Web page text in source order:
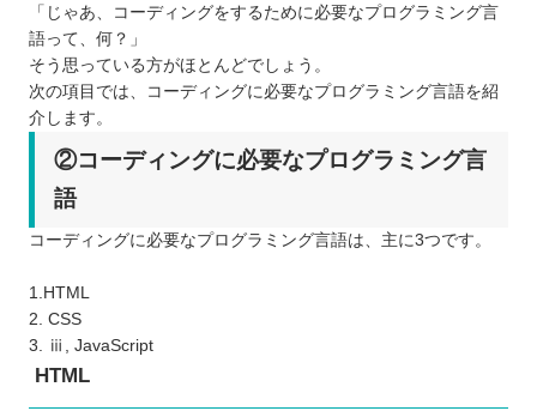
「じゃあ、コーディングをするために必要なプログラミング言
語って、何？」
そう思っている方がほとんどでしょう。
次の項目では、コーディングに必要なプログラミング言語を紹
介します。
②コーディングに必要なプログラミング言
語
コーディングに必要なプログラミング言語は、主に3つです。
1.HTML
2. CSS
3. ⅲ, JavaScript
HTML